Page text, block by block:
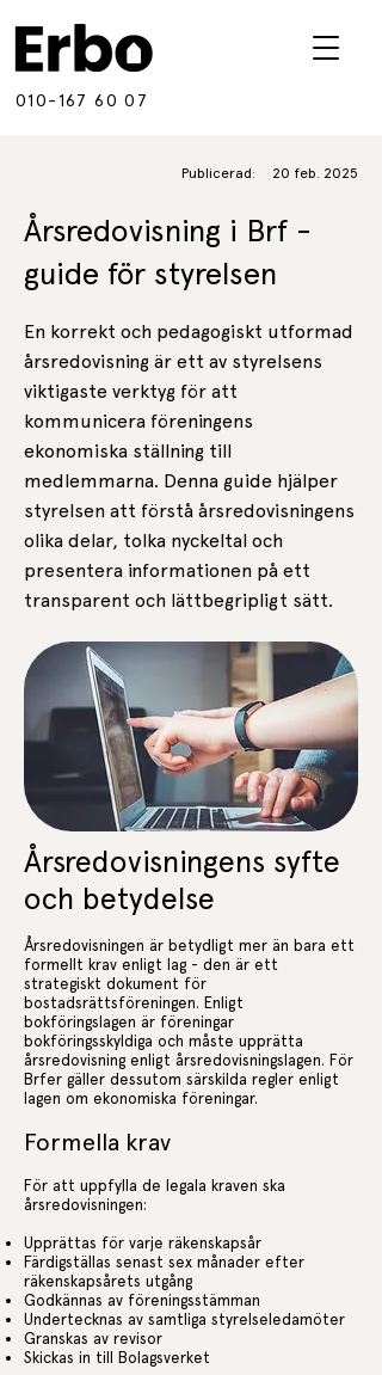
010-167 60 07
Publicerad: 20 feb. 2025
Årsredovisning i Brf -
guide för styrelsen
En korrekt och pedagogiskt utformad
årsredovisning är ett av styrelsens
viktigaste verktyg för att
kommunicera föreningens
ekonomiska ställning till
medlemmarna. Denna guide hjälper
styrelsen att förstå årsredovisningens
olika delar, tolka nyckeltal och
presentera informationen på ett
transparent och lättbegripligt sätt.
Årsredovisningens syfte
och betydelse
Årsredovisningen är betydligt mer än bara ett
formellt krav enligt lag - den är ett
strategiskt dokument för
bostadsrättsföreningen. Enligt
bokföringslagen är föreningar
bokföringsskyldiga och måste upprätta
årsredovisning enligt årsredovisningslagen. För
Brfer gäller dessutom särskilda regler enligt
lagen om ekonomiska föreningar.
Formella krav
För att uppfylla de legala kraven ska
årsredovisningen:
Upprättas för varje räkenskapsår
Färdigställas senast sex månader efter
räkenskapsårets utgång
Godkännas av föreningsstämman
Undertecknas av samtliga styrelseledamöter
Granskas av revisor
Skickas in till Bolagsverket